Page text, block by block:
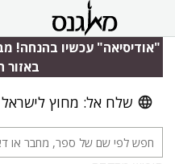
"אודיסיאה" עכשיו בהנחה!
באזור
שלח אל: מחוץ לישראל